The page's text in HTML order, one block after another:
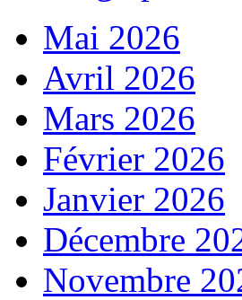
Mai 2026
Avril 2026
Mars 2026
Février 2026
Janvier 2026
Décembre
Novembre